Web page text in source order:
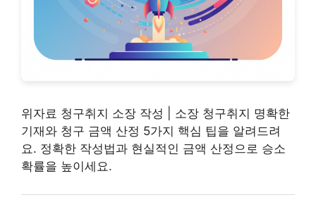
위자료 청구취지 소장 작성 | 소장 청구취지 명확한
기재와 청구 금액 산정 5가지 핵심 팁을 알려드려
요. 정확한 작성법과 현실적인 금액 산정으로 승소
확률을 높이세요.